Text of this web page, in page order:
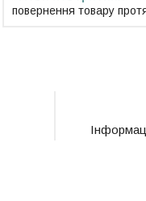
повернення товару